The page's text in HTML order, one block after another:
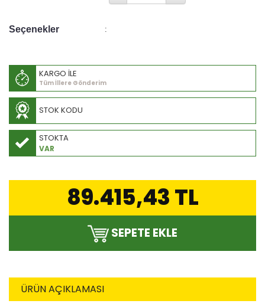
Seçenekler :
KARGO İLE
Tüm İllere Gönderim
STOK KODU
STOKTA
VAR
89.415,43 TL
SEPETE EKLE
ÜRÜN AÇIKLAMASI